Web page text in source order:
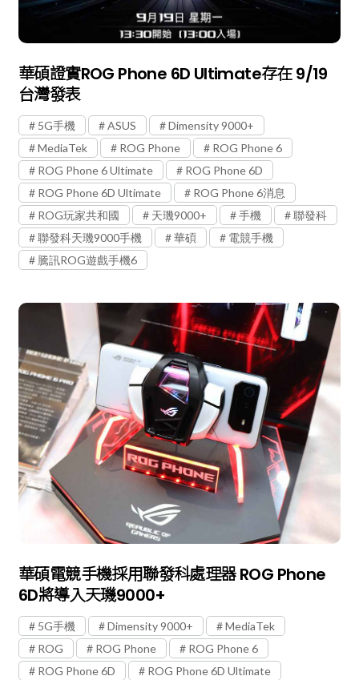
華碩證實ROG Phone 6D Ultimate存在 9/19
台灣發表
5G手機 ASUS
Dimensity 9000+
MediaTek
ROG Phone
ROG Phone 6
ROG Phone 6 Ultimate
ROG Phone 6D
ROG Phone 6D Ultimate
ROG Phone 6消息
ROG玩家共和國
天璣9000+ 手機
聯發科
聯發科天璣9000手機
華碩
電競手機
騰訊ROG遊戲手機6
華碩電競手機採用聯發科處理器 ROG Phone
6D將導入天璣9000+
5G手機 Dimensity 9000+
MediaTek
ROG
ROG Phone
ROG Phone 6
ROG Phone 6D
ROG Phone 6D Ultimate